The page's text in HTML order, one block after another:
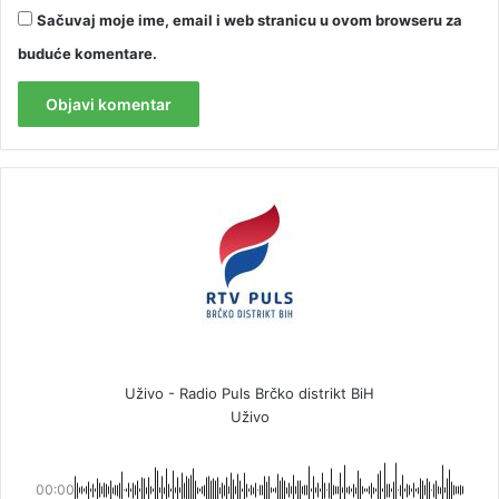
Sačuvaj moje ime, email i web stranicu u ovom browseru za
buduće komentare.
Uživo - Radio Puls Brčko distrikt BiH
Uživo
00:00